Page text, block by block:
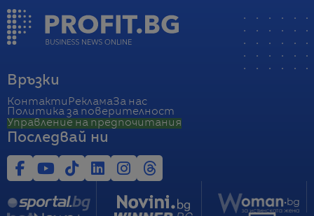
Връзки
Контакти РекламаЗа нас
Политика за поверителност
Управление на предпочитания
Последвай ни